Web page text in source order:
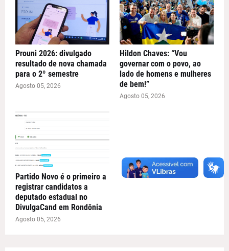
Prouni 2026: divulgado
resultado de nova chamada
para o 2º semestre
Agosto 05, 2026
Hildon Chaves: “Vou
governar com o povo, ao
lado de homens e mulheres
de bem!”
Agosto 05, 2026
Partido Novo é o primeiro a
registrar candidatos a
deputado estadual no
DivulgaCand em Rondônia
Agosto 05, 2026